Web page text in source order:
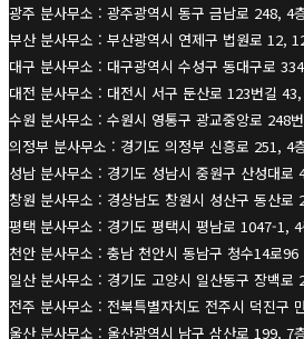
광주 분사무소 : 광주광역시 동구 금남로 248, 4
부산 분사무소 : 부산광역시 연제구 법원로 12,
대구 분사무소 : 대구광역시 수성구 동대구로
대전 분사무소 : 대전시 서구 둔산로 123번길
수원 분사무소 : 수원시 영통구 광교중앙로 248
의정부 분사무소 : 경기도 의정부 신흥로 251, 4
성남 분사무소 : 경기도 성남시 중원구 산성대로
창원 분사무소 : 경상남도 창원시 성산구 동산로
평택 분사무소 : 경기도 평택시 평남로 1047-1,
천안 분사무소 : 충남 천안시 동남구 청수14로
일산 분사무소 : 경기도 고양시 일산동구 장백로
전주 분사무소 : 전북특별자치도 전주시 덕진구
울산 분사무소 : 울산광역시 남구 삼산로 199, 7